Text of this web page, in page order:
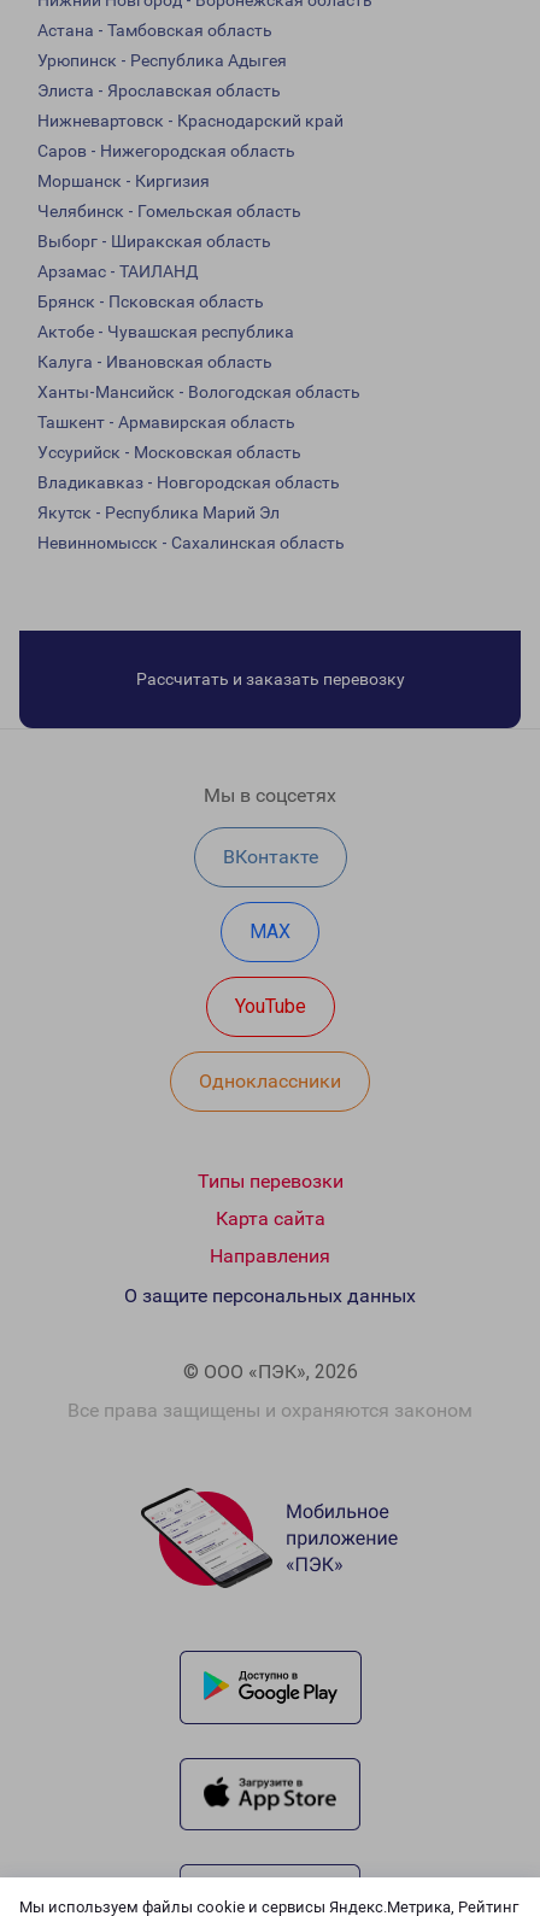
Мы используем файлы cookie и сервисы Яндекс.Метрика, Рейтинг
Астана - Тамбовская область
Урюпинск - Республика Адыгея
Элиста - Ярославская область
Нижневартовск - Краснодарский край
Саров - Нижегородская область
Моршанск - Киргизия
Челябинск - Гомельская область
Выборг - Ширакская область
Арзамас - ТАИЛАНД
Брянск - Псковская область
Актобе - Чувашская республика
Калуга - Ивановская область
Ханты-Мансийск - Вологодская область
Ташкент - Армавирская область
Уссурийск - Московская область
Владикавказ - Новгородская область
Якутск - Республика Марий Эл
Невинномысск - Сахалинская область
Рассчитать и заказать перевозку
Мы в соцсетях
ВКонтакте
MAX
YouTube
Одноклассники
Типы перевозки
Карта сайта
Направления
© ООО «ПЭК», 2026
Все права защищены и охраняются законом
О защите персональных данных